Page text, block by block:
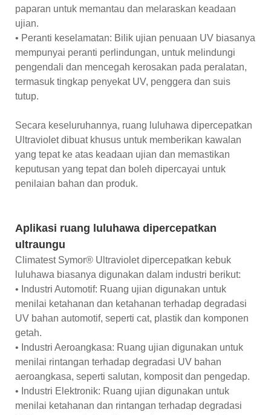
paparan untuk memantau dan melaraskan keadaan
ujian.
• Peranti keselamatan: Bilik ujian penuaan UV biasanya
mempunyai peranti perlindungan, untuk melindungi
pengendali dan mencegah kerosakan pada peralatan,
termasuk tingkap penyekat UV, penggera dan suis
tutup.
Secara keseluruhannya, ruang luluhawa dipercepatkan
Ultraviolet dibuat khusus untuk memberikan kawalan
yang tepat ke atas keadaan ujian dan memastikan
keputusan yang tepat dan boleh dipercayai untuk
penilaian bahan dan produk.
Aplikasi ruang luluhawa dipercepatkan
ultraungu
Climatest Symor® Ultraviolet dipercepatkan kebuk
luluhawa biasanya digunakan dalam industri berikut:
• Industri Automotif: Ruang ujian digunakan untuk
menilai ketahanan dan ketahanan terhadap degradasi
UV bahan automotif, seperti cat, plastik dan komponen
getah.
• Industri Aeroangkasa: Ruang ujian digunakan untuk
menilai rintangan terhadap degradasi UV bahan
aeroangkasa, seperti salutan, komposit dan pengedap.
• Industri Elektronik: Ruang ujian digunakan untuk
menilai ketahanan dan rintangan terhadap degradasi